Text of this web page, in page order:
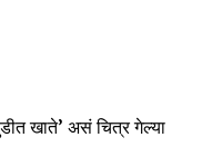
खाते’ असं चित्र गेल्या